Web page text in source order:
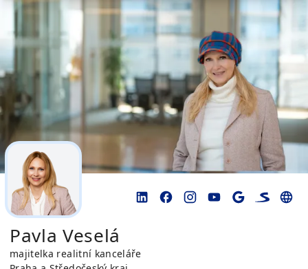
Pavla Veselá
majitelka realitní kanceláře